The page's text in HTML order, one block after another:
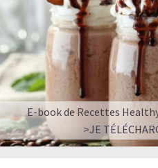
E-book de Recettes
>JE